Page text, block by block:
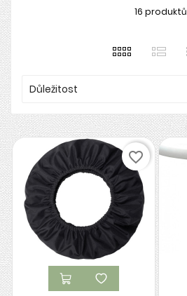
16 produktů
Důležitost
favorite_border